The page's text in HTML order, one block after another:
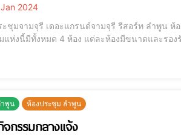
2024
เดอะแกรนด์จามจุรี รีสอร์ท ลำพูน ห้องจามจุรี เป็นห้องประชุมที่ตั้งอยู่ภายใน เดอะแกรนด์จามจุรี รีสอร์ท ลำพูน ห้อง
มีทั้งหมด 4 ห้อง แต่ละห้องมีขนาดและรองรับผู้ใช้งานได้แตกต่างกัน ห้องจามจุรี
พูน ห้องประชุม ลำพูน
กรรมกลางแจ้ง